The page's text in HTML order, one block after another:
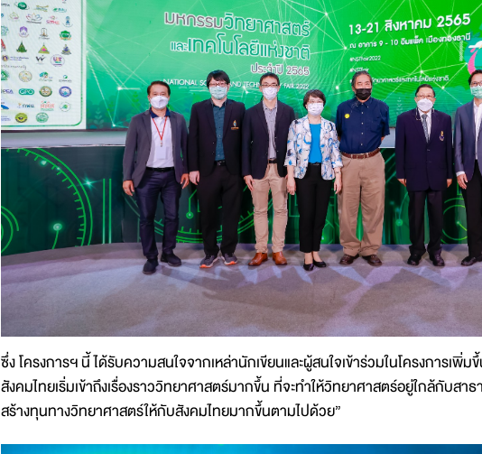
ซึ่ง โครงการฯ นี้ ได้รับความสนใจจากเหล่านักเขียนและผู้สนใจเข้าร่วมในโครงการเพิ่
สังคมไทยเริ่มเข้าถึงเรื่องราววิทยาศาสตร์มากขึ้น ที่จะทำให้วิทยาศาสตร์อยู่ใกล้กับส
สร้างทุนทางวิทยาศาสตร์ให้กับสังคมไทยมากขึ้นตามไปด้วย”